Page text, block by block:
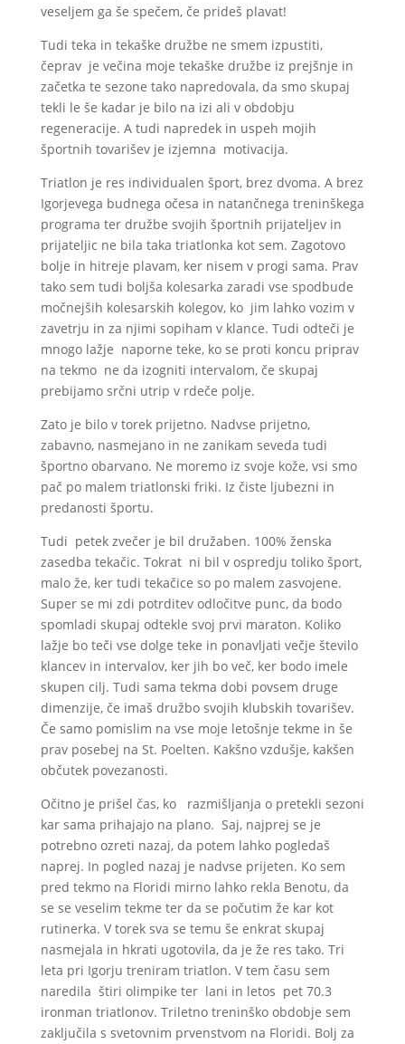
veseljem ga še spečem, če prideš plavat!
Tudi teka in tekaške družbe ne smem izpustiti,
čeprav je večina moje tekaške družbe iz prejšnje in
začetka te sezone tako napredovala, da smo skupaj
tekli le še kadar je bilo na izi ali v obdobju
regeneracije. A tudi napredek in uspeh mojih
športnih tovarišev je izjemna motivacija.
Triatlon je res individualen šport, brez dvoma. A brez
Igorjevega budnega očesa in natančnega treninškega
programa ter družbe svojih športnih prijateljev in
prijateljic ne bila taka triatlonka kot sem. Zagotovo
bolje in hitreje plavam, ker nisem v progi sama. Prav
tako sem tudi boljša kolesarka zaradi vse spodbude
močnejših kolesarskih kolegov, ko jim lahko vozim v
zavetrju in za njimi sopiham v klance. Tudi odteči je
mnogo lažje naporne teke, ko se proti koncu priprav
na tekmo ne da izogniti intervalom, če skupaj
prebijamo srčni utrip v rdeče polje.
Zato je bilo v torek prijetno. Nadvse prijetno,
zabavno, nasmejano in ne zanikam seveda tudi
športno obarvano. Ne moremo iz svoje kože, vsi smo
pač po malem triatlonski friki. Iz čiste ljubezni in
predanosti športu.
Tudi petek zvečer je bil družaben. 100% ženska
zasedba tekačic. Tokrat ni bil v ospredju toliko šport,
malo že, ker tudi tekačice so po malem zasvojene.
Super se mi zdi potrditev odločitve punc, da bodo
spomladi skupaj odtekle svoj prvi maraton. Koliko
lažje bo teči vse dolge teke in ponavljati večje število
klancev in intervalov, ker jih bo več, ker bodo imele
skupen cilj. Tudi sama tekma dobi povsem druge
dimenzije, če imaš družbo svojih klubskih tovarišev.
Če samo pomislim na vse moje letošnje tekme in še
prav posebej na St. Poelten. Kakšno vzdušje, kakšen
občutek povezanosti.
Očitno je prišel čas, ko razmišljanja o pretekli sezoni
kar sama prihajajo na plano. Saj, najprej se je
potrebno ozreti nazaj, da potem lahko pogledaš
naprej. In pogled nazaj je nadvse prijeten. Ko sem
pred tekmo na Floridi mirno lahko rekla Benotu, da
se se veselim tekme ter da se počutim že kar kot
rutinerka. V torek sva se temu še enkrat skupaj
nasmejala in hkrati ugotovila, da je že res tako. Tri
leta pri Igorju treniram triatlon. V tem času sem
naredila štiri olimpike ter lani in letos pet 70.3
ironman triatlonov. Triletno treninško obdobje sem
zaključila s svetovnim prvenstvom na Floridi. Bolj za